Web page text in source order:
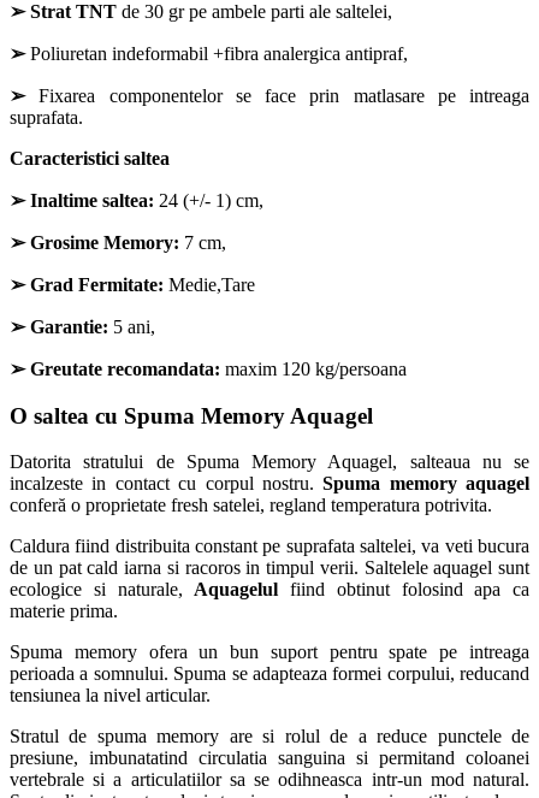
➢Strat TNT de 30 gr pe ambele parti ale saltelei,
➢Poliuretan indeformabil +fibra analergica antipraf,
➢Fixarea componentelor se face prin matlasare pe intreaga
suprafata.
Caracteristici saltea
➢Inaltime saltea: 24 (+/- 1) cm,
➢Grosime Memory: 7 cm,
➢Grad Fermitate: Medie,Tare
➢Garantie: 5 ani,
➢Greutate recomandata: maxim 120 kg/persoana
O saltea cu Spuma Memory Aquagel
Datorita stratului de Spuma Memory Aquagel, salteaua nu se
incalzeste in contact cu corpul nostru.Spuma memory aquagel
conferă o proprietate fresh satelei, regland temperatura potrivita.
Caldura fiind distribuita constant pe suprafata saltelei, va veti bucura
de un pat cald iarna si racoros in timpul verii. Saltelele aquagel sunt
ecologice si naturale,Aquagelul fiind obtinut folosind apa ca
materie prima.
Spuma memory ofera un bun suport pentru spate pe intreaga
perioada a somnului. Spuma se adapteaza formei corpului, reducand
tensiunea la nivel articular.
Stratul de spuma memory are si rolul de a reduce punctele de
presiune, imbunatatind circulatia sanguina si permitand coloanei
vertebrale si a articulatiilor sa se odihneasca intr-un mod natural.